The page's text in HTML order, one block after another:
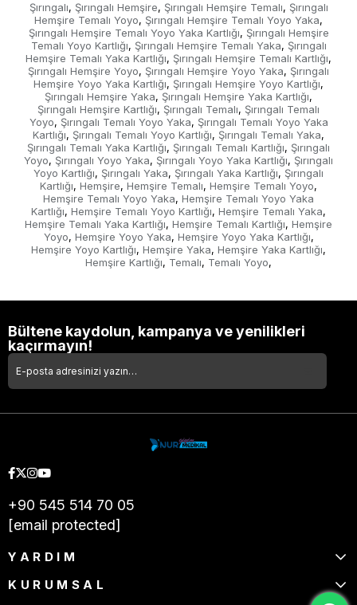
Şırıngalı, Şırıngalı Hemşire, Şırıngalı Hemşire Temalı, Şırıngalı
Hemşire Temalı Yoyo, Şırıngalı Hemşire Temalı Yoyo Yaka,
Şırıngalı Hemşire Temalı Yoyo Yaka Kartlığı, Şırıngalı Hemşire
Temalı Yoyo Kartlığı, Şırıngalı Hemşire Temalı Yaka, Şırıngalı
Hemşire Temalı Yaka Kartlığı, Şırıngalı Hemşire Temalı Kartlığı,
Şırıngalı Hemşire Yoyo, Şırıngalı Hemşire Yoyo Yaka, Şırıngalı
Hemşire Yoyo Yaka Kartlığı, Şırıngalı Hemşire Yoyo Kartlığı,
Şırıngalı Hemşire Yaka, Şırıngalı Hemşire Yaka Kartlığı,
Şırıngalı Hemşire Kartlığı, Şırıngalı Temalı, Şırıngalı Temalı
Yoyo, Şırıngalı Temalı Yoyo Yaka, Şırıngalı Temalı Yoyo Yaka
Kartlığı, Şırıngalı Temalı Yoyo Kartlığı, Şırıngalı Temalı Yaka,
Şırıngalı Temalı Yaka Kartlığı, Şırıngalı Temalı Kartlığı, Şırıngalı
Yoyo, Şırıngalı Yoyo Yaka, Şırıngalı Yoyo Yaka Kartlığı, Şırıngalı
Yoyo Kartlığı, Şırıngalı Yaka, Şırıngalı Yaka Kartlığı, Şırıngalı
Kartlığı, Hemşire, Hemşire Temalı, Hemşire Temalı Yoyo,
Hemşire Temalı Yoyo Yaka, Hemşire Temalı Yoyo Yaka
Kartlığı, Hemşire Temalı Yoyo Kartlığı, Hemşire Temalı Yaka,
Hemşire Temalı Yaka Kartlığı, Hemşire Temalı Kartlığı, Hemşire
Yoyo, Hemşire Yoyo Yaka, Hemşire Yoyo Yaka Kartlığı,
Hemşire Yoyo Kartlığı, Hemşire Yaka, Hemşire Yaka Kartlığı,
Hemşire Kartlığı, Temalı, Temalı Yoyo,
Bültene kaydolun, kampanya ve yenilikleri
kaçırmayın!
+90 545 514 70 05
[email protected]
YARDIM
KURUMSAL